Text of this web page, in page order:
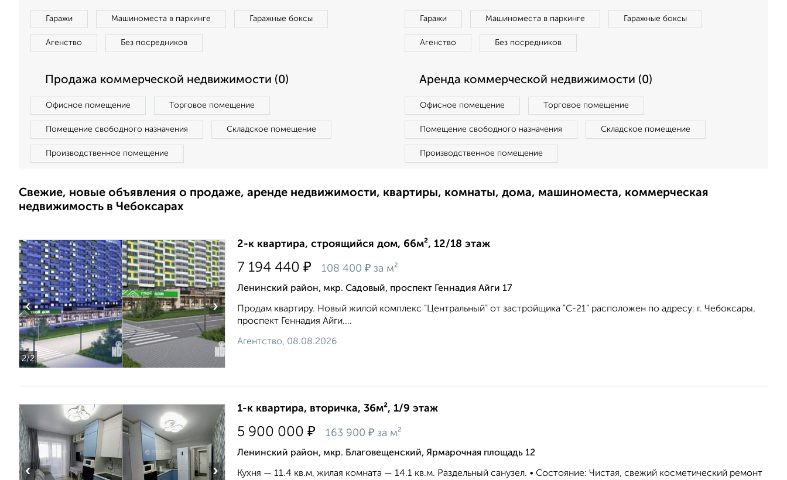
Гаражи Машиноместа в паркинге Гаражные боксы
Агенство Без посредников
Гаражи Машиноместа в паркинге Гаражные боксы
Агенство Без посредников
Продажа коммерческой недвижимости (0)
Офисное помещение Торговое помещение
Помещение свободного назначения Складское помещение
Производственное помещение
Аренда коммерческой недвижимости (0)
Офисное помещение Торговое помещение
Помещение свободного назначения Складское помещение
Производственное помещение
Свежие, новые объявления о продаже, аренде недвижимости, квартиры, комнаты, дома, машиноместа, коммерческая
недвижимость в Чебоксарах
2/2
‹ ›
2-к квартира, строящийся дом, 66м², 12/18 этаж
7 194 440 ₽ 108 400 ₽ за м²
Ленинский район, мкр. Садовый, проспект Геннадия Айги 17
Продам квартиру. Новый жилой комплекс "Центральный" от застройщика "С-21" расположен по адресу: г. Чебоксары,
проспект Геннадия Айги....
Агентство, 08.08.2026
‹ ›
1-к квартира, вторичка, 36м², 1/9 этаж
5 900 000 ₽ 163 900 ₽ за м²
Ленинский район, мкр. Благовещенский, Ярмарочная площадь 12
Кухня — 11.4 кв.м, жилая комната — 14.1 кв.м. Раздельный санузел. • Состояние: Чистая, свежий косметический ремонт